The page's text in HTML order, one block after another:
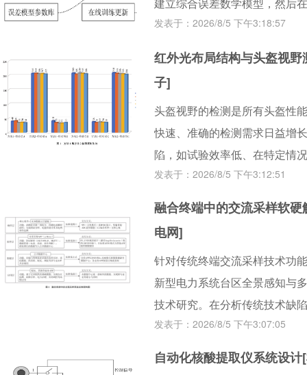
深度学习非线性校正相融合的
内有效抑制幅值与相位误差，
而为智能电网的高精度测量提
发表于：2026/8/5 下午3:18:57
红外光布局结构与头盔视
子]
头盔视野的检测是所有头盔性
快速、准确的检测需求日益增
陷，如试验效率低、在特定情
对于检测机构而言，视野项目
一种在测试头模内嵌红外光源
挡以及护目镜光学干扰带来的
计，结合精密的角度标定技术
度，也能满足头盔标准的技术
供了理论依据，对带有护目镜
技术思路，该设计方案将具有
发表于：2026/8/5 下午3:12:51
融合终端中的交流采样软
电网]
针对传统终端交流采样技术功
新型电力系统台区全景感知与
技术研究。在分析传统技术缺
交采 APP（acMeter）软硬件
服务化等关键技术。创新点包
法、建立多维度性能评估体
发表于：2026/8/5 下午3:07:05
自动化核酸提取仪系统设